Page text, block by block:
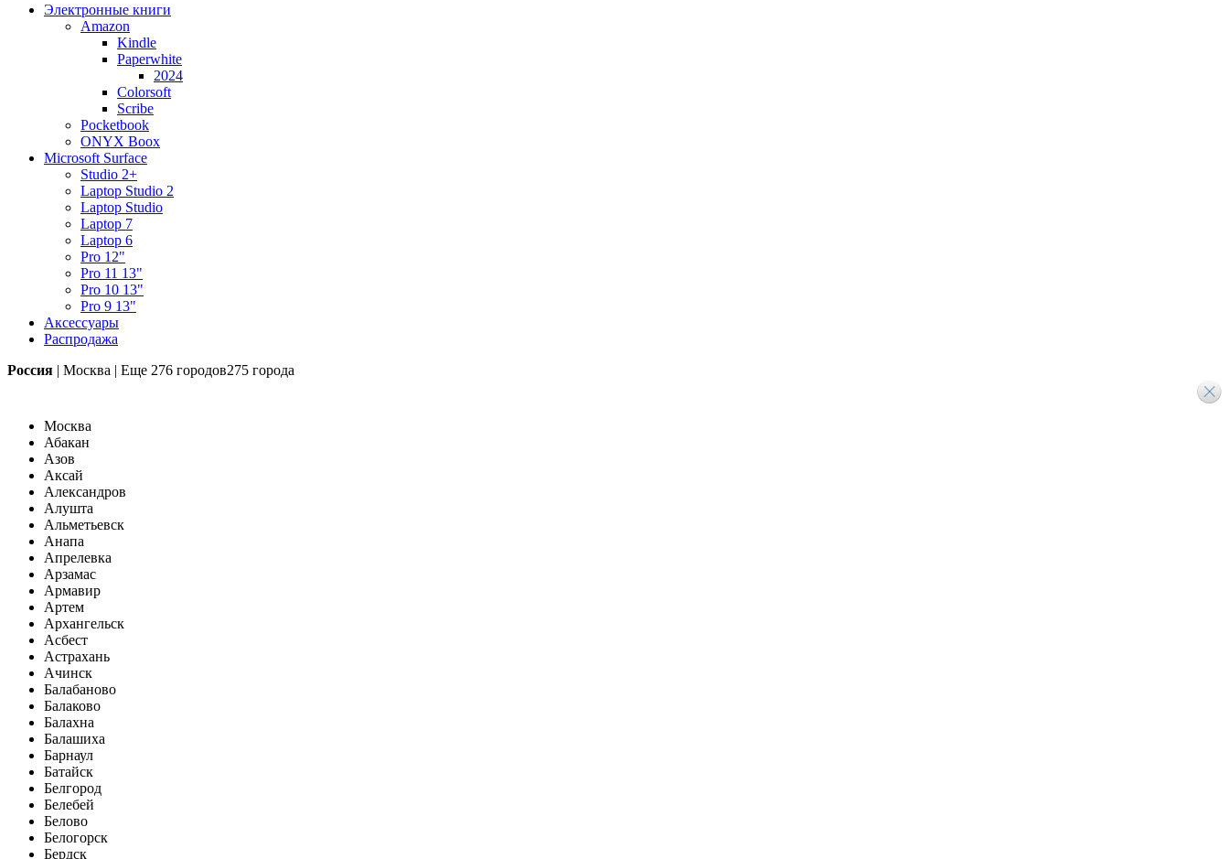
Электронные книги
Amazon
Kindle
Paperwhite
2024
Colorsoft
Scribe
Pocketbook
ONYX Boox
Microsoft Surface
Studio 2+
Laptop Studio 2
Laptop Studio
Laptop 7
Laptop 6
Pro 12"
Pro 11 13"
Pro 10 13"
Pro 9 13"
Аксессуары
Распродажа
Россия | Москва | Еще 276 городов275 города
Москва
Абакан
Азов
Аксай
Александров
Алушта
Альметьевск
Анапа
Апрелевка
Арзамас
Армавир
Артем
Архангельск
Асбест
Астрахань
Ачинск
Балабаново
Балаково
Балахна
Балашиха
Барнаул
Батайск
Белгород
Белебей
Белово
Белогорск
Бердск